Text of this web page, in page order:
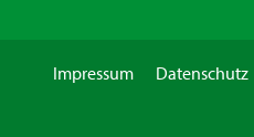
Impressum Datenschutz